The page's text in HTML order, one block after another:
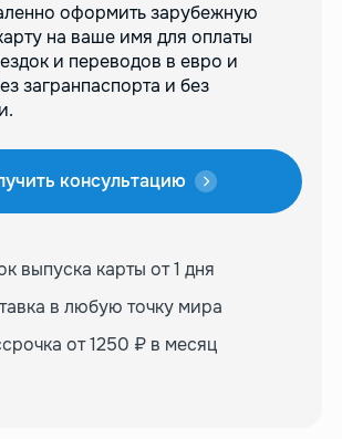
оформить зарубежную
на ваше имя для оплаты
и переводов в евро и
загранпаспорта и без
консультацию
выпуска карты от 1 дня
в любую точку мира
от 1250 ₽ в месяц